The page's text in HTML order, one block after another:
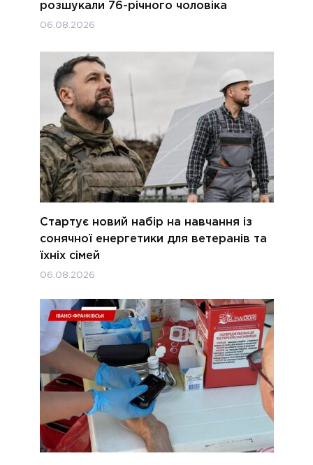
розшукали 76-річного чоловіка
06.08.2026
Стартує новий набір на навчання із
сонячної енергетики для ветеранів та
їхніх сімей
06.08.2026